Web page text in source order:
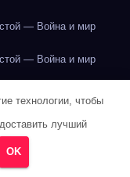
— Война и мир
— Война и мир
— Война и мир
— Война и мир
технологии, чтобы
лучший
OK